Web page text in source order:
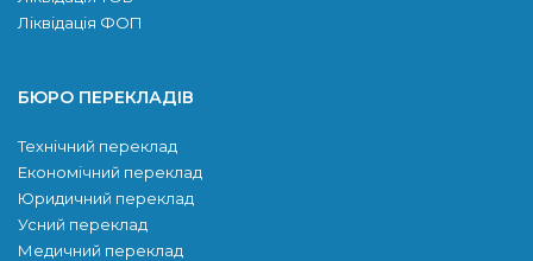
Ліквідація ФОП
БЮРО ПЕРЕКЛАДІВ
Технічний переклад
Економічний переклад
Юридичний переклад
Усний переклад
Медичний переклад